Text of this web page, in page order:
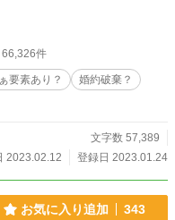
66,326件
要素あり？
婚約破棄？
文字数 57,389
2023.02.12
登録日 2023.01.24
お気に入り追加 343